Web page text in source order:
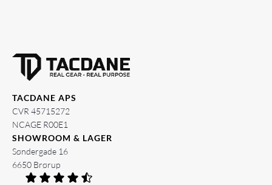
TACDANE APS
CVR 45715272
NCAGE R00E1
SHOWROOM & LAGER
Søndergade 16
6650 Brørup